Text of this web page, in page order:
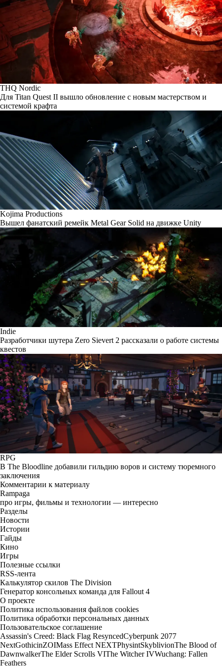
THQ Nordic
Для Titan Quest II вышло обновление с новым мастерством и
системой крафта
Kojima Productions
Вышел фанатский ремейк Metal Gear Solid на движке Unity
Indie
Разработчики шутера Zero Sievert 2 рассказали о работе системы
квестов
RPG
В The Bloodline добавили гильдию воров и систему тюремного
заключения
Комментарии к материалу
Rampaga
про игры, фильмы и технологии — интересно
Разделы
Новости
Истории
Гайды
Кино
Игры
Полезные ссылки
RSS-лента
Калькулятор скилов The Division
Генератор консольных команда для Fallout 4
О проекте
Политика использования файлов cookies
Политика обработки персональных данных
Пользовательское соглашение
Assassin's Creed: Black Flag ResyncedCyberpunk 2077
NextGothicinZOIMass Effect NEXTPhysintSkyblivionThe Blood of
DawnwalkerThe Elder Scrolls VIThe Witcher IVWuchang: Fallen
Feathers